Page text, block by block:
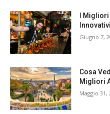
I
Giugno 7,
Cosa
Migliori
Maggio 31,